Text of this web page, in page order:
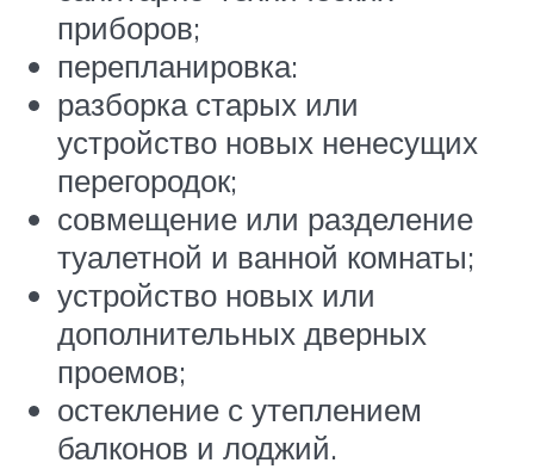
приборов;
перепланировка:
разборка старых или
устройство новых ненесущих
перегородок;
совмещение или разделение
туалетной и ванной комнаты;
устройство новых или
дополнительных дверных
проемов;
остекление с утеплением
балконов и лоджий.